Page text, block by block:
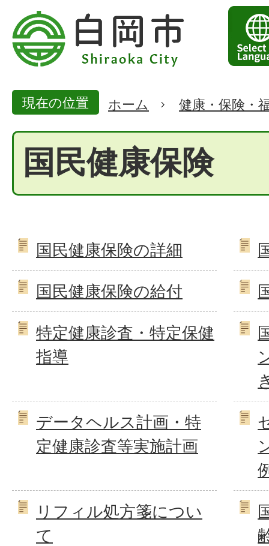
現在の位置 ホーム 健康・保険・
国民健康保険
国民健康保険の詳細
国民健康保険の給付
特定健康診査・特定保健
指導
データヘルス計画・特
定健康診査等実施計画
リフィル処方箋につい
て